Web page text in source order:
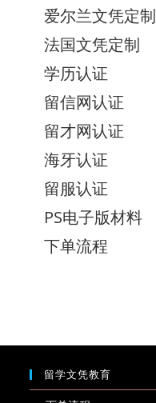
爱尔兰文凭定制
法国文凭定制
学历认证
留信网认证
留才网认证
海牙认证
留服认证
PS电子版材料
下单流程
留学文凭教育